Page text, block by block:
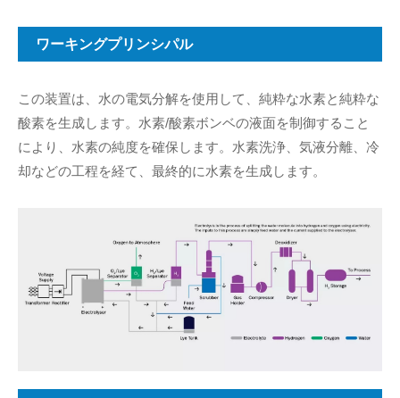
ワーキングプリンシパル
この装置は、水の電気分解を使用して、純粋な水素と純粋な
酸素を生成します。水素/酸素ボンベの液面を制御すること
により、水素の純度を確保します。水素洗浄、気液分離、冷
却などの工程を経て、最終的に水素を生成します。